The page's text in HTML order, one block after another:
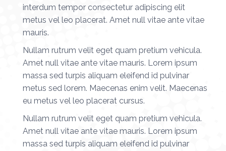
interdum tempor consectetur adipiscing elit
metus vel leo placerat. Amet null vitae ante vitae
mauris.
Nullam rutrum velit eget quam pretium vehicula.
Amet null vitae ante vitae mauris. Lorem ipsum
massa sed turpis aliquam eleifend id pulvinar
metus sed lorem. Maecenas enim velit. Maecenas
eu metus vel leo placerat cursus.
Nullam rutrum velit eget quam pretium vehicula.
Amet null vitae ante vitae mauris. Lorem ipsum
massa sed turpis aliquam eleifend id pulvinar